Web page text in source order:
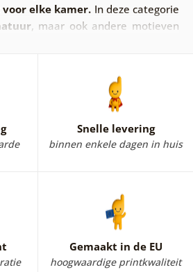
elke kamer. In deze categorie
, maar ook andere motieven
zijn gemaakt.
hebben we ook
aquarel schilderijen imiteren.
elke ruimte tot leven brengen en
ervan overtuigd dat ze ook jou
Snelle levering
binnen enkele dagen in huis
Gemaakt in de EU
hoogwaardige printkwaliteit